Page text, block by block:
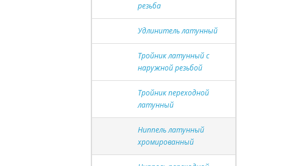
резьба
Удлинитель латунный
Тройник латунный с
наружной резьбой
Тройник переходной
латунный
Ниппель латунный
хромированный